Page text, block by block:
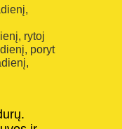
rytoj
poryt